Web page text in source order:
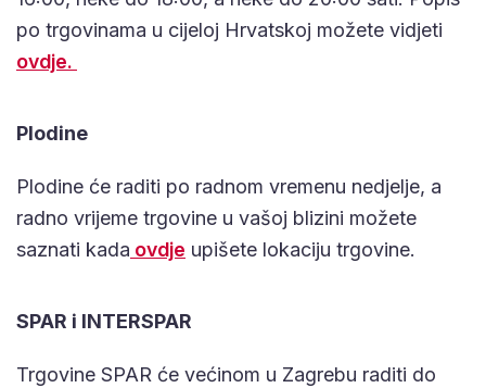
po trgovinama u cijeloj Hrvatskoj možete vidjeti
ovdje.
Plodine
Plodine će raditi po radnom vremenu nedjelje, a
radno vrijeme trgovine u vašoj blizini možete
saznati kada ovdje upišete lokaciju trgovine.
SPAR i INTERSPAR
Trgovine SPAR će većinom u Zagrebu raditi do